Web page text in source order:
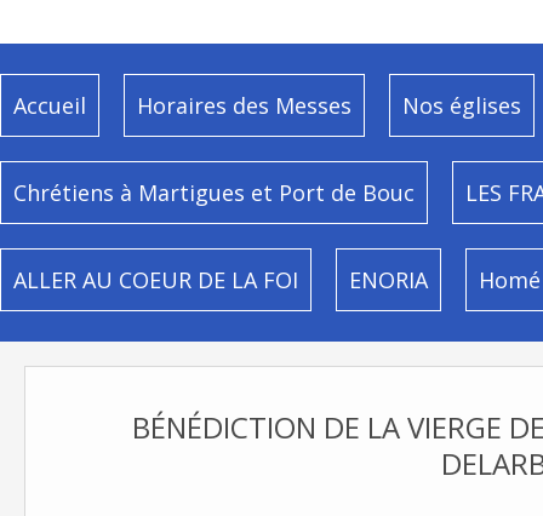
Accueil Horaires des Messes Nos églises
Chrétiens à Martigues et Port de Bouc LES
ALLER AU COEUR DE LA FOI ENORIA
BÉNÉDICTION DE LA VIERGE